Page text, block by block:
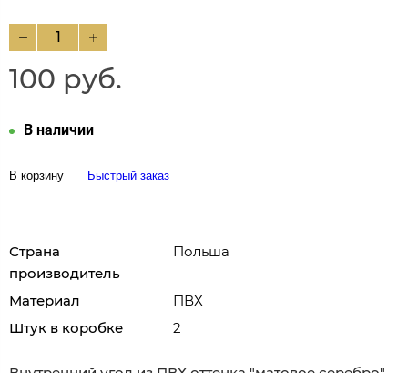
100 руб.
В наличии
В корзину Быстрый заказ
Страна
производитель
Польша
Материал
ПВХ
Штук в коробке
2